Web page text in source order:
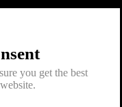
you get the best